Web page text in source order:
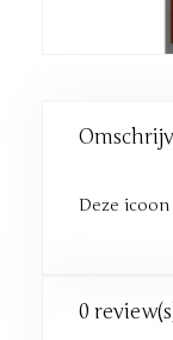
Deze icoon
0